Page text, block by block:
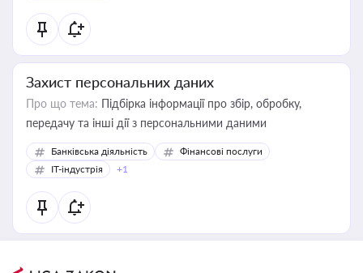
Захист персональних даних
Про що тема: Підбірка інформації про збір, обробку,
передачу та інші дії з персональними даними
Банківська діяльність
Фінансові послуги
IT-індустрія
+1